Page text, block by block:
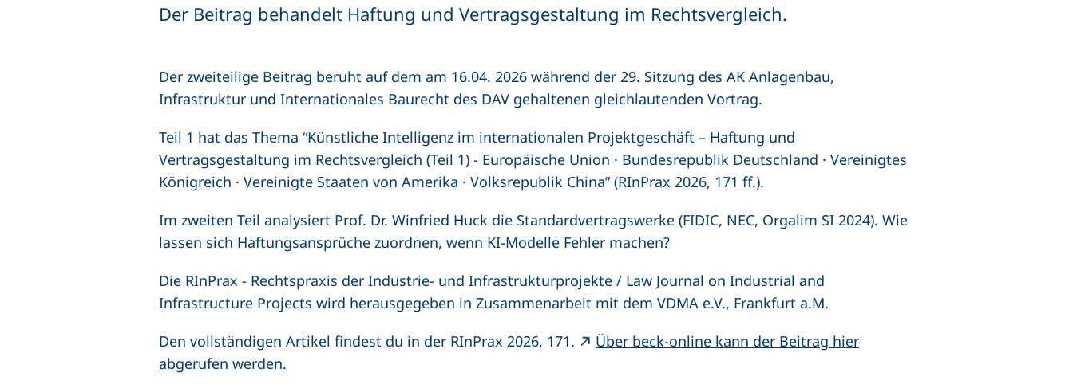
Der Beitrag behandelt Haftung und Vertragsgestaltung im Rechtsvergleich.
Der zweiteilige Beitrag beruht auf dem am 16.04. 2026 während der 29. Sitzung des AK Anlagenbau,
Infrastruktur und Internationales Baurecht des DAV gehaltenen gleichlautenden Vortrag.
Teil 1 hat das Thema “Künstliche Intelligenz im internationalen Projektgeschäft – Haftung und
Vertragsgestaltung im Rechtsvergleich (Teil 1) - Europäische Union · Bundesrepublik Deutschland · Vereinigtes
Königreich · Vereinigte Staaten von Amerika · Volksrepublik China” (RInPrax 2026, 171 ff.).
Im zweiten Teil analysiert Prof. Dr. Winfried Huck die Standardvertragswerke (FIDIC, NEC, Orgalim SI 2024). Wie
lassen sich Haftungsansprüche zuordnen, wenn KI-Modelle Fehler machen?
Die RInPrax - Rechtspraxis der Industrie- und Infrastrukturprojekte / Law Journal on Industrial and
Infrastructure Projects wird herausgegeben in Zusammenarbeit mit dem VDMA e.V., Frankfurt a.M.
Den vollständigen Artikel findest du in der RInPrax 2026, 171.
Über beck-online kann der Beitrag hier
abgerufen werden.